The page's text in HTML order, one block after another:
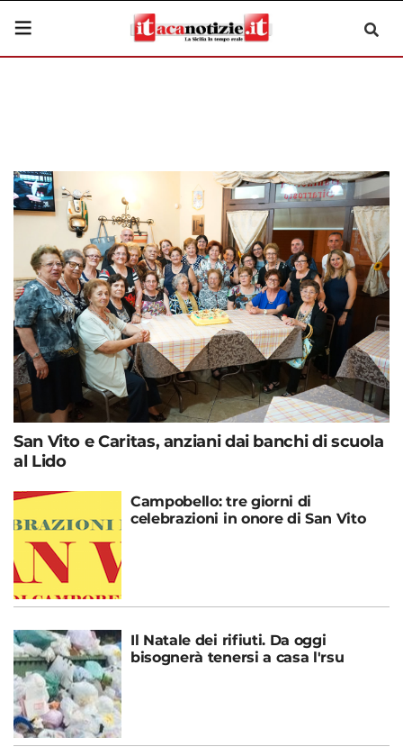
San Vito e Caritas, anziani dai banchi di scuola
al Lido
Campobello: tre giorni di
celebrazioni in onore di San Vito
Il Natale dei rifiuti. Da oggi
bisognerà tenersi a casa l'rsu